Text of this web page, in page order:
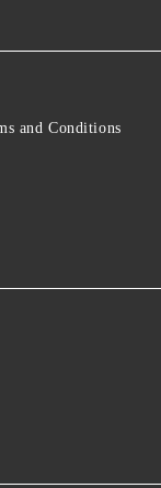
and Conditions